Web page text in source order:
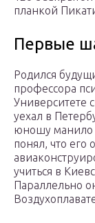
планкой
Первые
Родился
профессора
Университете
уехал в
юношу манило
понял, что его
учиться в
Параллельно